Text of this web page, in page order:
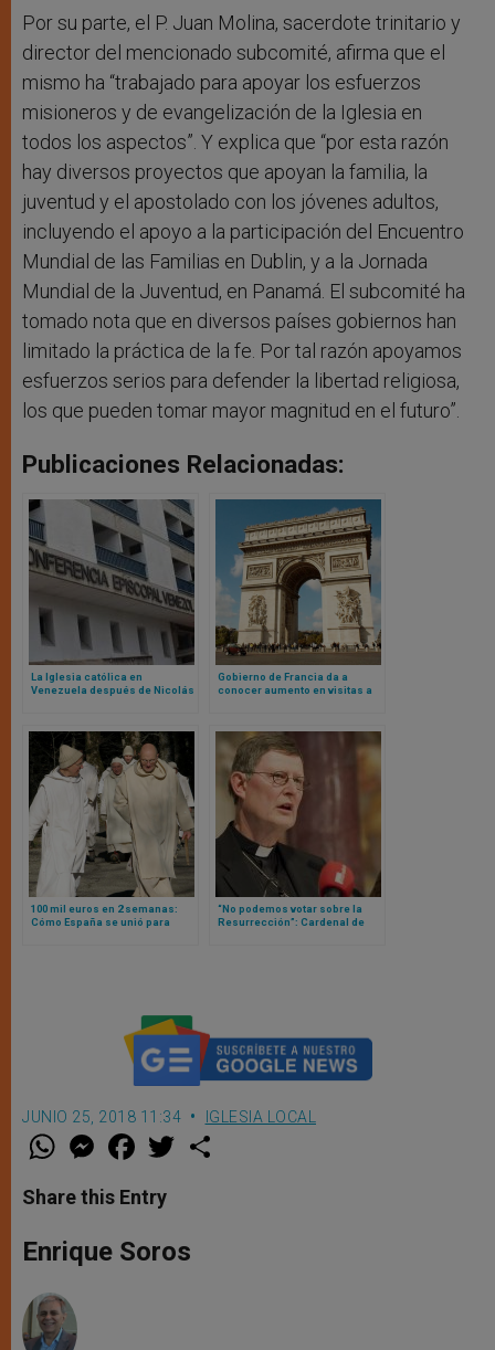
Por su parte, el P. Juan Molina, sacerdote trinitario y
director del mencionado subcomité, afirma que el
mismo ha “trabajado para apoyar los esfuerzos
misioneros y de evangelización de la Iglesia en
todos los aspectos”. Y explica que “por esta razón
hay diversos proyectos que apoyan la familia, la
juventud y el apostolado con los jóvenes adultos,
incluyendo el apoyo a la participación del Encuentro
Mundial de las Familias en Dublin, y a la Jornada
Mundial de la Juventud, en Panamá. El subcomité ha
tomado nota que en diversos países gobiernos han
limitado la práctica de la fe. Por tal razón apoyamos
esfuerzos serios para defender la libertad religiosa,
los que pueden tomar mayor magnitud en el futuro”.
Publicaciones Relacionadas:
La Iglesia católica en
Venezuela después de Nicolás
Gobierno de Francia da a
conocer aumento en visitas a
100 mil euros en 2 semanas:
Cómo España se unió para
“No podemos votar sobre la
Resurrección”: Cardenal de
JUNIO 25, 2018 11:34 IGLESIA LOCAL
W
t
s
p
p
M
e
s
e
g
e
F
a
e
b
o
k
w
r
Share this Entry
Enrique Soros